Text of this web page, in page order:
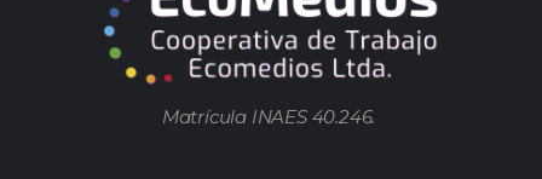
Matrícula INAES 40.246.